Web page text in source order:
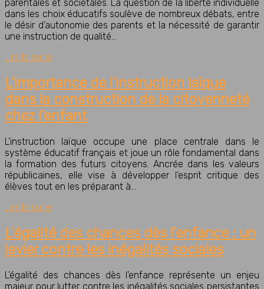
parentales et sociétales. La question de la liberté individuelle
dans les choix éducatifs soulève de nombreux débats, entre
le désir d’autonomie des parents et la nécessité de garantir
une instruction de qualité…
Lire la suite
L’importance de l’instruction laïque
dans la construction de la citoyenneté
chez l’enfant
L’instruction laïque occupe une place centrale dans le
système éducatif français et joue un rôle fondamental dans
la formation des futurs citoyens. Ancrée dans les valeurs
républicaines, elle vise à développer l’esprit critique des
élèves tout en les préparant à…
Lire la suite
L’égalité des chances dès l’enfance : un
levier contre les inégalités sociales
L’égalité des chances dès l’enfance représente un enjeu
majeur pour lutter contre les inégalités sociales persistantes